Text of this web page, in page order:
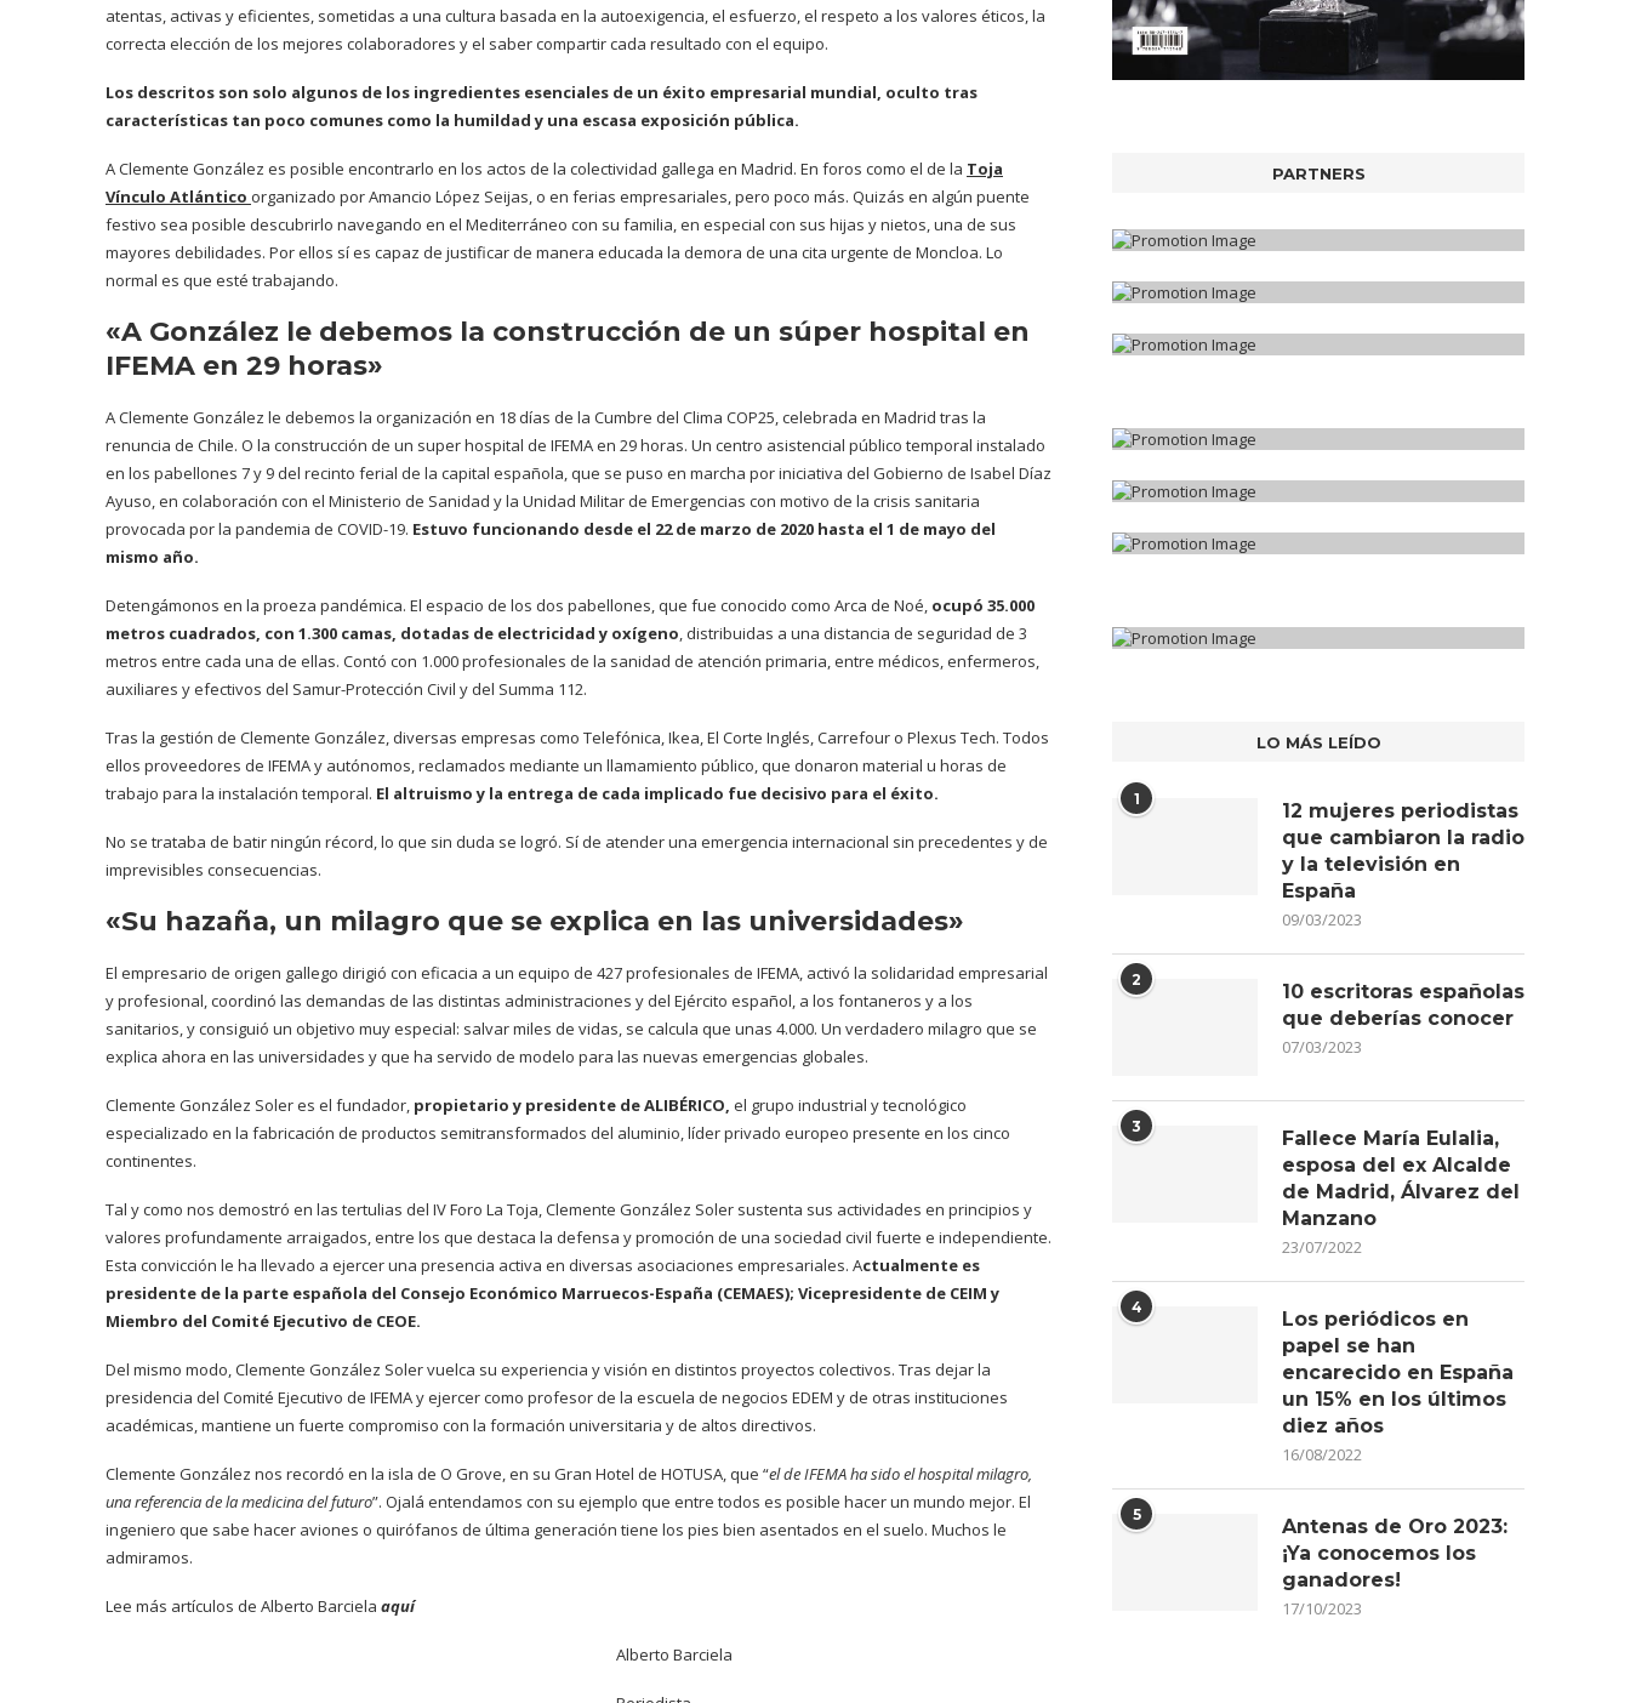
atentas, activas y eficientes, sometidas a una cultura basada en la autoexigencia, el esfuerzo, el respeto a los valores éticos, la
correcta elección de los mejores colaboradores y el saber compartir cada resultado con el equipo.
Los descritos son solo algunos de los ingredientes esenciales de un éxito empresarial mundial, oculto tras
características tan poco comunes como la humildad y una escasa exposición pública.
A Clemente González es posible encontrarlo en los actos de la colectividad gallega en Madrid. En foros como el de la Toja
Vínculo Atlántico organizado por Amancio López Seijas, o en ferias empresariales, pero poco más. Quizás en algún puente
festivo sea posible descubrirlo navegando en el Mediterráneo con su familia, en especial con sus hijas y nietos, una de sus
mayores debilidades. Por ellos sí es capaz de justificar de manera educada la demora de una cita urgente de Moncloa. Lo
normal es que esté trabajando.
«A González le debemos la construcción de un súper hospital en
IFEMA en 29 horas»
A Clemente González le debemos la organización en 18 días de la Cumbre del Clima COP25, celebrada en Madrid tras la
renuncia de Chile. O la construcción de un super hospital de IFEMA en 29 horas. Un centro asistencial público temporal instalado
en los pabellones 7 y 9 del recinto ferial de la capital española, que se puso en marcha por iniciativa del Gobierno de Isabel Díaz
Ayuso, en colaboración con el Ministerio de Sanidad y la Unidad Militar de Emergencias con motivo de la crisis sanitaria
provocada por la pandemia de COVID-19. Estuvo funcionando desde el 22 de marzo de 2020 hasta el 1 de mayo del
mismo año.
Detengámonos en la proeza pandémica. El espacio de los dos pabellones, que fue conocido como Arca de Noé, ocupó 35.000
metros cuadrados, con 1.300 camas, dotadas de electricidad y oxígeno, distribuidas a una distancia de seguridad de 3
metros entre cada una de ellas. Contó con 1.000 profesionales de la sanidad de atención primaria, entre médicos, enfermeros,
auxiliares y efectivos del Samur-Protección Civil y del Summa 112.
Tras la gestión de Clemente González, diversas empresas como Telefónica, Ikea, El Corte Inglés, Carrefour o Plexus Tech. Todos
ellos proveedores de IFEMA y autónomos, reclamados mediante un llamamiento público, que donaron material u horas de
trabajo para la instalación temporal. El altruismo y la entrega de cada implicado fue decisivo para el éxito.
No se trataba de batir ningún récord, lo que sin duda se logró. Sí de atender una emergencia internacional sin precedentes y de
imprevisibles consecuencias.
«Su hazaña, un milagro que se explica en las universidades»
El empresario de origen gallego dirigió con eficacia a un equipo de 427 profesionales de IFEMA, activó la solidaridad empresarial
y profesional, coordinó las demandas de las distintas administraciones y del Ejército español, a los fontaneros y a los
sanitarios, y consiguió un objetivo muy especial: salvar miles de vidas, se calcula que unas 4.000. Un verdadero milagro que se
explica ahora en las universidades y que ha servido de modelo para las nuevas emergencias globales.
Clemente González Soler es el fundador, propietario y presidente de ALIBÉRICO, el grupo industrial y tecnológico
especializado en la fabricación de productos semitransformados del aluminio, líder privado europeo presente en los cinco
continentes.
Tal y como nos demostró en las tertulias del IV Foro La Toja, Clemente González Soler sustenta sus actividades en principios y
valores profundamente arraigados, entre los que destaca la defensa y promoción de una sociedad civil fuerte e independiente.
Esta convicción le ha llevado a ejercer una presencia activa en diversas asociaciones empresariales. Actualmente es
presidente de la parte española del Consejo Económico Marruecos-España (CEMAES); Vicepresidente de CEIM y
Miembro del Comité Ejecutivo de CEOE.
Del mismo modo, Clemente González Soler vuelca su experiencia y visión en distintos proyectos colectivos. Tras dejar la
presidencia del Comité Ejecutivo de IFEMA y ejercer como profesor de la escuela de negocios EDEM y de otras instituciones
académicas, mantiene un fuerte compromiso con la formación universitaria y de altos directivos.
Clemente González nos recordó en la isla de O Grove, en su Gran Hotel de HOTUSA, que “el de IFEMA ha sido el hospital milagro,
una referencia de la medicina del futuro”. Ojalá entendamos con su ejemplo que entre todos es posible hacer un mundo mejor. El
ingeniero que sabe hacer aviones o quirófanos de última generación tiene los pies bien asentados en el suelo. Muchos le
admiramos.
Lee más artículos de Alberto Barciela aquí
Alberto Barciela
PARTNERS
LO MÁS LEÍDO
1
12 mujeres periodistas
que cambiaron la radio
y la televisión en
España
09/03/2023
2
10 escritoras españolas
que deberías conocer
07/03/2023
3
Fallece María Eulalia,
esposa del ex Alcalde
de Madrid, Álvarez del
Manzano
23/07/2022
4
Los periódicos en
papel se han
encarecido en España
un 15% en los últimos
diez años
16/08/2022
5
Antenas de Oro 2023:
¡Ya conocemos los
ganadores!
17/10/2023